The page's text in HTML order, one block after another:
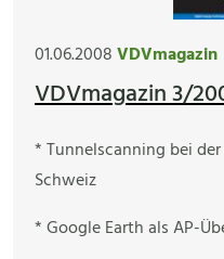
01.06.2008VDVmagazin
VDVmagazin 3/
* Tunnelscanning bei
Schweiz
* Google Earth als AP-